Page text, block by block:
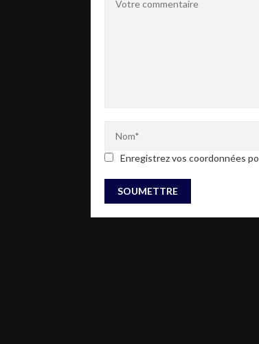
Enregistrez vos coordonnées